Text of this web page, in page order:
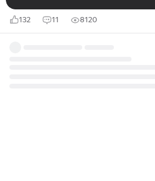
132 11 8120